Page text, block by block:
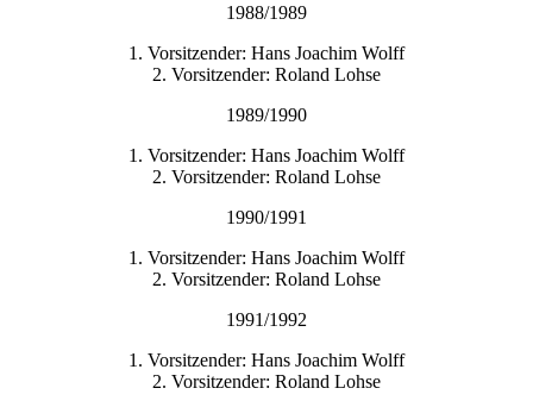
1988/1989
1. Vorsitzender: Hans Joachim Wolff
2. Vorsitzender: Roland Lohse
1989/1990
1. Vorsitzender: Hans Joachim Wolff
2. Vorsitzender: Roland Lohse
1990/1991
1. Vorsitzender: Hans Joachim Wolff
2. Vorsitzender: Roland Lohse
1991/1992
1. Vorsitzender: Hans Joachim Wolff
2. Vorsitzender: Roland Lohse